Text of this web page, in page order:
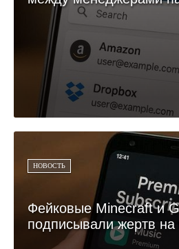
НОВОСТЬ
Фейковые Minecraft и
подписывали жертв на